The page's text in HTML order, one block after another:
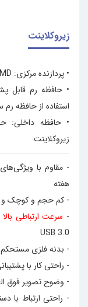
زیروکلاینت
• پردازنده مرکزی: AMD چهار هسته ای با فرکانس 2.0 گیگاهرتز
استفاده از حافظه رم
زیروکلاینت
- مقاوم با ویژگی‌های
هفته
- کم حجم و کوچک و
- سرعت ارتباطی بالا
USB 3.0
- بدنه فلزی
- راحتی کار با
- وضوح تصویر فوق
- راحتی ارتباط با